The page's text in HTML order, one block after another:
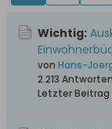
Wichtig:
von Hans-
2.213 Antworten
Letzter Beitrag